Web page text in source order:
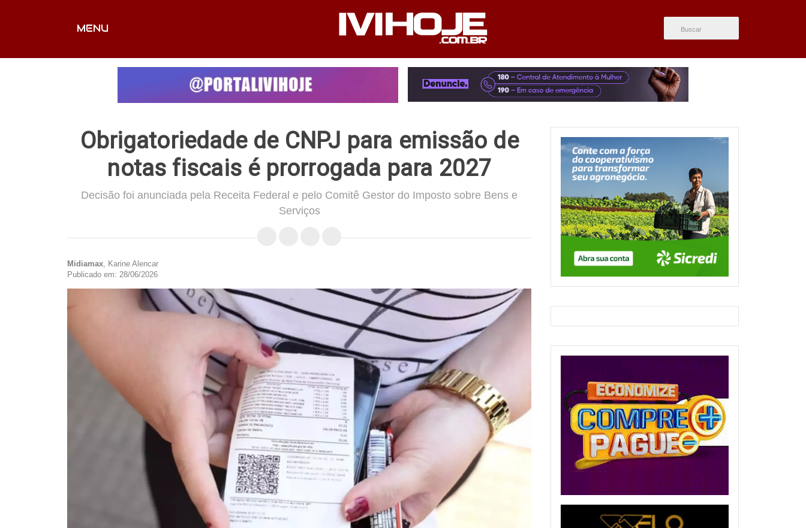
MENU
FALE CONOSCO
Obrigatoriedade de CNPJ para emissão de
notas fiscais é prorrogada para 2027
Decisão foi anunciada pela Receita Federal e pelo Comitê Gestor do Imposto sobre Bens e
Serviços
Midiamax, Karine Alencar
Publicado em: 28/06/2026